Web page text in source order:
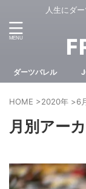
人生にダ
ダーツバレル
HOME >2020年 >6
月別アー